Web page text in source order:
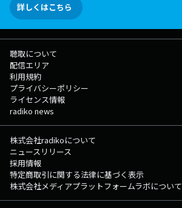
詳しくはこちら
聴取について
配信エリア
利用規約
プライバシーポリシー
ライセンス情報
radiko news
株式会社radikoについて
ニュースリリース
採用情報
特定商取引に関する法律に基づく表示
株式会社メディアプラットフォームラボについて